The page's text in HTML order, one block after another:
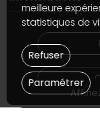
Informations
Guides d'achats et
PC sur mesure :
Notre démarche
Materiel.net recrute
Notre programme
Partenariat &
Plan du site
Nos marques
Conditions
Marketplace
Informations légales
Données personnelles
Gérer vos cookies
Accessibilité : non
meilleure
statistiques de
Paramétrer
Refuser